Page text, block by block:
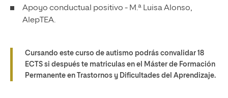
Apoyo conductual positivo - M.ª Luisa Alonso,
AlepTEA.
Cursando este curso de autismo podrás convalidar 18
ECTS si después te matriculas en el Máster de Formación
Permanente en Trastornos y Dificultades del Aprendizaje.